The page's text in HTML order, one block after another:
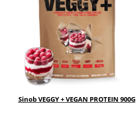
Sinob VEGGY + VEGAN PROTEIN 900G